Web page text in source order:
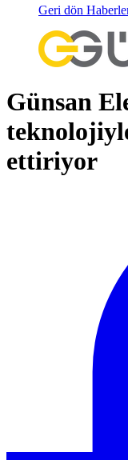
Geri dön
Günsan
ettiriyor